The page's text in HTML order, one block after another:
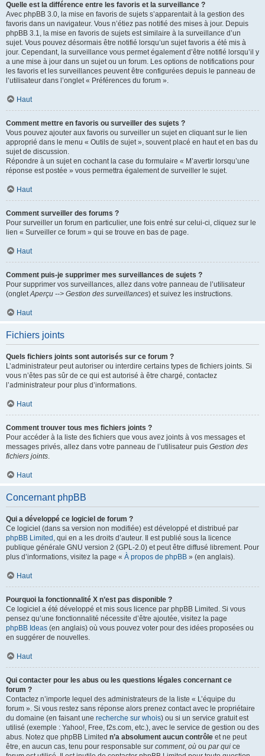
Quelle est la différence entre les favoris et la surveillance ?
Avec phpBB 3.0, la mise en favoris de sujets s’apparentait à la gestion des
favoris dans un navigateur. Vous n’étiez pas notifié des mises à jour. Depuis
phpBB 3.1, la mise en favoris de sujets est similaire à la surveillance d’un
sujet. Vous pouvez désormais être notifié lorsqu’un sujet favoris a été mis à
jour. Cependant, la surveillance vous permet également d’être notifié lorsqu’il y
a une mise à jour dans un sujet ou un forum. Les options de notifications pour
les favoris et les surveillances peuvent être configurées depuis le panneau de
l’utilisateur dans l’onglet « Préférences du forum ».
Haut
Comment mettre en favoris ou surveiller des sujets ?
Vous pouvez ajouter aux favoris ou surveiller un sujet en cliquant sur le lien
approprié dans le menu « Outils de sujet », souvent placé en haut et en bas du
sujet de discussion.
Répondre à un sujet en cochant la case du formulaire « M’avertir lorsqu’une
réponse est postée » vous permettra également de surveiller le sujet.
Haut
Comment surveiller des forums ?
Pour surveiller un forum en particulier, une fois entré sur celui-ci, cliquez sur le
lien « Surveiller ce forum » qui se trouve en bas de page.
Haut
Comment puis-je supprimer mes surveillances de sujets ?
Pour supprimer vos surveillances, allez dans votre panneau de l’utilisateur
(ongletAperçu --> Gestion des surveillances) et suivez les instructions.
Haut
Fichiers joints
Quels fichiers joints sont autorisés sur ce forum ?
L’administrateur peut autoriser ou interdire certains types de fichiers joints. Si
vous n’êtes pas sûr de ce qui est autorisé à être chargé, contactez
l’administrateur pour plus d’informations.
Haut
Comment trouver tous mes fichiers joints ?
Pour accéder à la liste des fichiers que vous avez joints à vos messages et
messages privés, allez dans votre panneau de l’utilisateur puis Gestion des
fichiers joints.
Haut
Concernant phpBB
Qui a développé ce logiciel de forum ?
Ce logiciel (dans sa version non modifiée) est développé et distribué par
phpBB Limited , qui en a les droits d’auteur. Il est publié sous la licence
publique générale GNU version 2 (GPL-2.0) et peut être diffusé librement. Pour
plus d’informations, visitez la page « À propos de phpBB » (en anglais).
Haut
Pourquoi la fonctionnalité X n’est pas disponible ?
Ce logiciel a été développé et mis sous licence par phpBB Limited. Si vous
pensez qu’une fonctionnalité nécessite d’être ajoutée, visitez la page
phpBB Ideas (en anglais) où vous pouvez voter pour des idées proposées ou
en suggérer de nouvelles.
Haut
Qui contacter pour les abus ou les questions légales concernant ce
forum ?
Contactez n’importe lequel des administrateurs de la liste « L’équipe du
forum ». Si vous restez sans réponse alors prenez contact avec le propriétaire
du domaine (en faisant une recherche sur whois) ou si un service gratuit est
utilisé (exemple : Yahoo!, Free, f2s.com, etc.), avec le service de gestion ou des
abus. Notez que phpBB Limited n’a absolument aucun contrôle et ne peut
être, en aucun cas, tenu pour responsable sur comment, où ou par qui ce